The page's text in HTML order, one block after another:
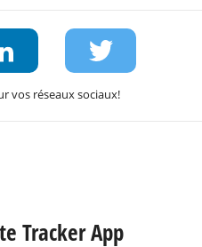
vos réseaux sociaux!
Tracker App